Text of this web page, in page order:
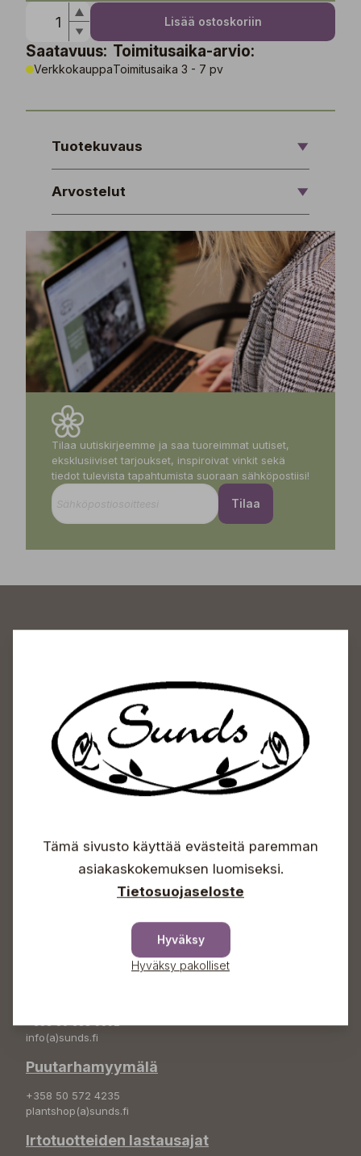
Lisää ostoskoriin
Saatavuus:
Verkkokauppa
Toimitusaika-arvio:
Toimitusaika 3 - 7 pv
Tuotekuvaus
Arvostelut
Tilaa uutiskirjeemme ja saa tuoreimmat uutiset,
eksklusiiviset tarjoukset, inspiroivat vinkit sekä
tiedot tulevista tapahtumista suoraan sähköpostiisi!
Tilaa
Sundin Puutarhakeskus
Avoinna
Arkisin 09-18
Lauantaisin 09-16
info(a)sunds.fi
+358 50 388 9592
info(a)sunds.fi
Puutarhamyymälä
+358 50 572 4235
plantshop(a)sunds.fi
Irtotuotteiden lastausajat
Tämä sivusto käyttää evästeitä paremman
asiakaskokemuksen luomiseksi.
Tietosuojaseloste
Hyväksy
Hyväksy pakolliset